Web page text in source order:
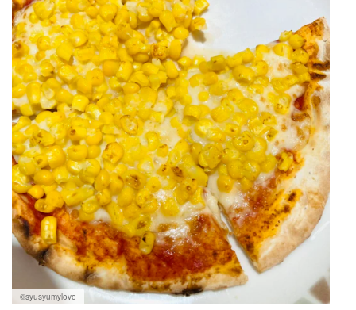
©︎syusyumylove